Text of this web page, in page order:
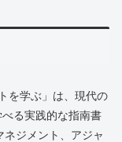
を学ぶ」は、現代の
る実践的な指南書
ジメント、アジャ